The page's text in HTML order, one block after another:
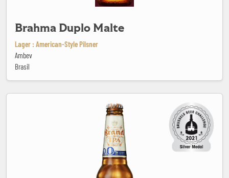
Brahma Duplo Malte
Lager : American-Style Pilsner
Ambev
Brasil